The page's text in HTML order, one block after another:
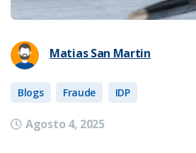
Matias San Martin
Blogs Fraude IDP
Agosto 4, 2025